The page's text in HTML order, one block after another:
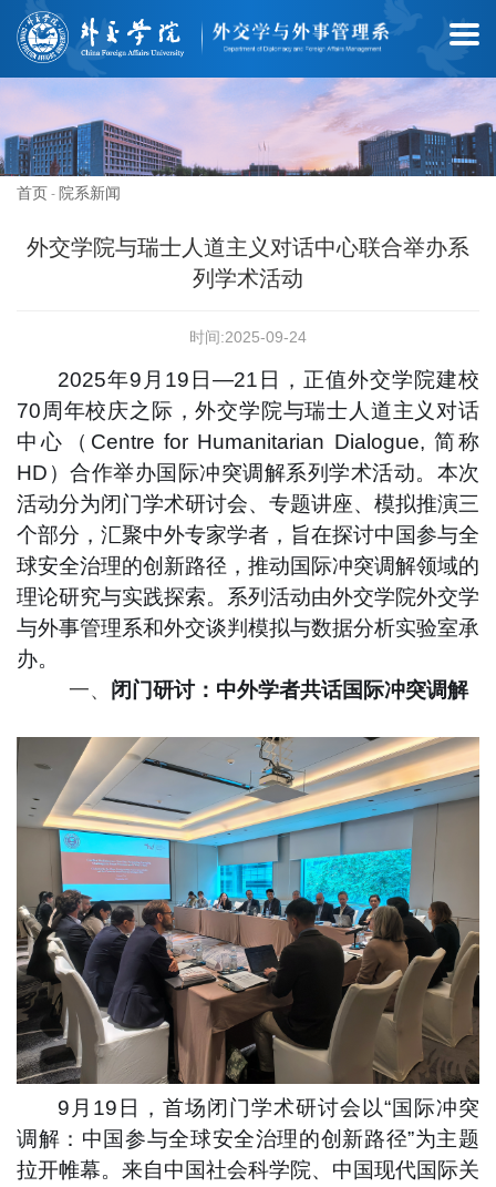
首页 - 院系新闻
外交学院与瑞士人道主义对话中心联合举办系
列学术活动
时间:2025-09-24
2025年9月19日—21日，正值外交学院建校
70周年校庆之际，外交学院与瑞士人道主义对话
中心（Centre for Humanitarian Dialogue, 简称
HD）合作举办国际冲突调解系列学术活动。本次
活动分为闭门学术研讨会、专题讲座、模拟推演三
个部分，汇聚中外专家学者，旨在探讨中国参与全
球安全治理的创新路径，推动国际冲突调解领域的
理论研究与实践探索。 系列活动由外交学院外交学
与外事管理系和外交谈判模拟与数据分析实验室承
办。
一、 闭门研讨：中外学者共话国际冲突调解
9月19日，首场闭门学术研讨会以“国际冲突
调解：中国参与全球安全治理的创新路径”为主题
拉开帷幕。来自中国社会科学院、中国现代国际关